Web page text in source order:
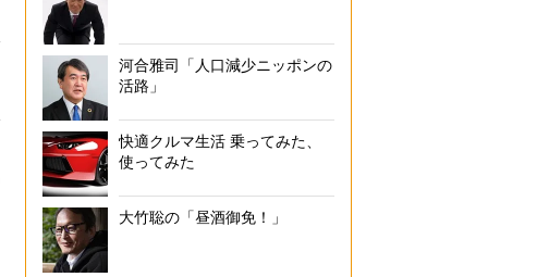
河合雅司「人口減少ニッポンの
活路」
快適クルマ生活 乗ってみた、
使ってみた
大竹聡の「昼酒御免！」